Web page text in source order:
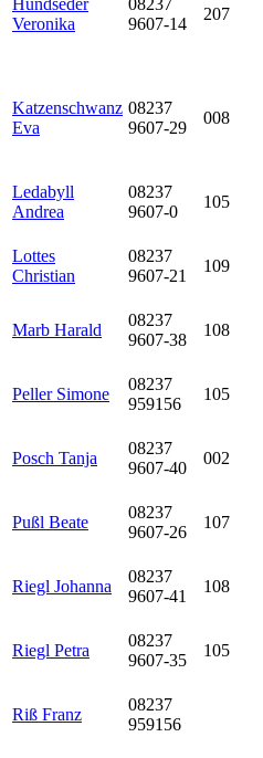
Hundseder
Veronika
08237
9607-14
207
Katzenschwanz
Eva
08237
9607-29
008
Ledabyll
Andrea
08237
9607-0
105
Lottes
Christian
08237
9607-21
109
Marb Harald
08237
9607-38
108
Peller Simone
08237
959156
105
Posch Tanja
08237
9607-40
002
Pußl Beate
08237
9607-26
107
Riegl Johanna
08237
9607-41
108
Riegl Petra
08237
9607-35
105
Riß Franz
08237
959156